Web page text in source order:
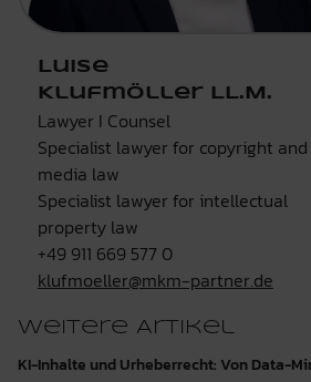
Luise
Klufmöller LL.M.
Lawyer I Counsel
Specialist lawyer for copyright and
media law
Specialist lawyer for intellectual
property law
+49 911 669 577 0
klufmoeller@mkm-partner.de
Weitere Artikel
KI-Inhalte und Urheberrecht: Von Data-